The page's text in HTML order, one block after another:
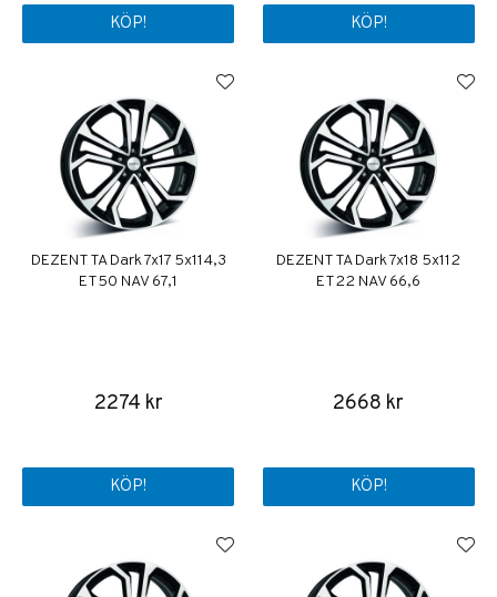
KÖP! KÖP!
DEZENT TA Dark 7x17 5x114,3
ET50 NAV 67,1
2274 kr
KÖP!
DEZENT TA Dark 7x18 5x112
ET22 NAV 66,6
2668 kr
KÖP!